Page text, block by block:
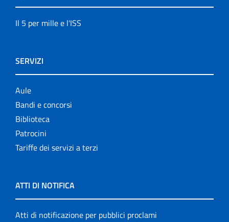
Il 5 per mille e l'ISS
SERVIZI
Aule
Bandi e concorsi
Biblioteca
Patrocini
Tariffe dei servizi a terzi
ATTI DI NOTIFICA
Atti di notificazione per pubblici proclami